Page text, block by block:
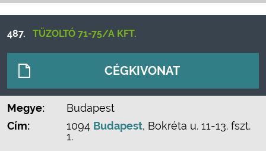
487. TŰZOLTÓ 71-75/A KFT.
CÉGKIVONAT
Megye:
Budapest
Cím:
1094 Budapest, Bokréta u. 11-13. fszt.
1.